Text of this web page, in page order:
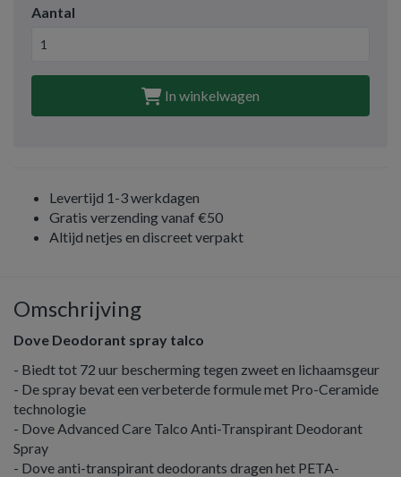
Aantal
In winkelwagen
Levertijd 1-3 werkdagen
Gratis verzending vanaf €50
Altijd netjes en discreet verpakt
Omschrijving
Dove Deodorant spray talco
- Biedt tot 72 uur bescherming tegen zweet en lichaamsgeur
- De spray bevat een verbeterde formule met Pro-Ceramide
technologie
- Dove Advanced Care Talco Anti-Transpirant Deodorant
Spray
- Dove anti-transpirant deodorants dragen het PETA-